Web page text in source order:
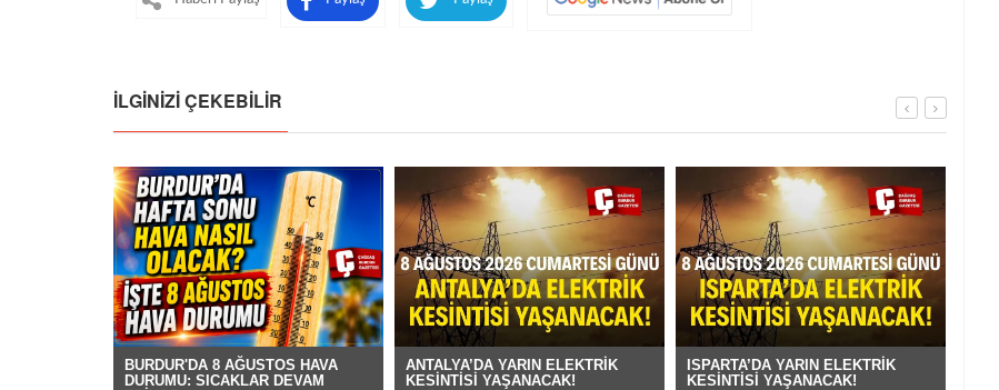
İLGINIZI ÇEKEBILIR
BURDUR'DA 8 AĞUSTOS HAVA
DURUMU: SICAKLAR DEVAM
ANTALYA’DA YARIN ELEKTRİK
KESİNTİSİ YAŞANACAK!
ISPARTA’DA YARIN ELEKTRİK
KESİNTİSİ YAŞANACAK!